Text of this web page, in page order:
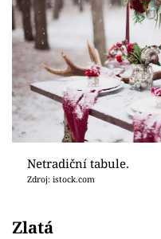
Netradiční tabule.
Zdroj: istock.com
Zlatá